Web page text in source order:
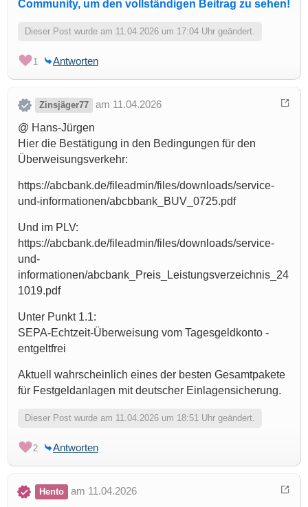
Community, um den vollständigen Beitrag zu sehen!
Dieser Post wurde am 11.04.2026 um 17:04 Uhr geändert.
1 Antworten
Zinsjäger77
am 11.04.2026
@ Hans-Jürgen
Hier die Bestätigung in den Bedingungen für den
Überweisungsverkehr:
https://abcbank.de/fileadmin/files/downloads/service-
und-informationen/abcbbank_BUV_0725.pdf
Und im PLV:
https://abcbank.de/fileadmin/files/downloads/service-
und-
informationen/abcbank_Preis_Leistungsverzeichnis_24
1019.pdf
Unter Punkt 1.1:
SEPA-Echtzeit-Überweisung vom Tagesgeldkonto -
entgeltfrei
Aktuell wahrscheinlich eines der besten Gesamtpakete
für Festgeldanlagen mit deutscher Einlagensicherung.
Dieser Post wurde am 11.04.2026 um 18:51 Uhr geändert.
2 Antworten
Hento
am 11.04.2026